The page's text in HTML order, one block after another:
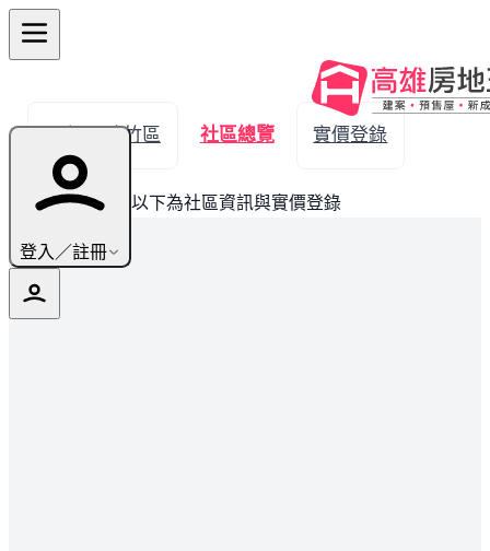
登入／註冊
← 返回路竹區 社區總覽 實價登錄
此建案已完銷，以下為社區資訊與實價登錄